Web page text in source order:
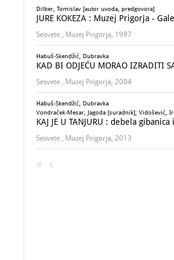
Dilber, Tomislav [autor uvoda, predgovora]
JURE KOKEZA : Muzej Prigorja -
Sesvete , Muzej Prigorja, 1997
Habuš-Skendžić, Dubravka
KAD BI ODJEĆU MORAO IZRADITI
Sesvete , Muzej Prigorja, 2004
Habuš-Skendžić, Dubravka
Vondraček-Mesar, Jagoda [suradnik]; Vidošević,
KAJ JE U TANJURU : debela
Sesvete , Muzej Prigorja, 2013